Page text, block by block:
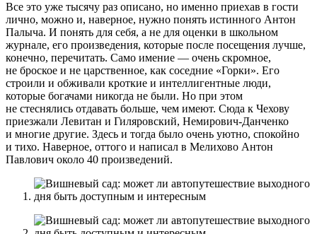
Все это уже тысячу раз описано, но именно приехав в гости
лично, можно и, наверное, нужно понять истинного Антон
Палыча. И понять для себя, а не для оценки в школьном
журнале, его произведения, которые после посещения лучше,
конечно, перечитать. Само имение — очень скромное,
не броское и не царственное, как соседние «Горки». Его
строили и обживали кроткие и интеллигентные люди,
которые богачами никогда не были. Но при этом
не стеснялись отдавать больше, чем имеют. Сюда к Чехову
приезжали Левитан и Гиляровский, Немирович-Данченко
и многие другие. Здесь и тогда было очень уютно, спокойно
и тихо. Наверное, оттого и написал в Мелихово Антон
Павлович около 40 произведений.